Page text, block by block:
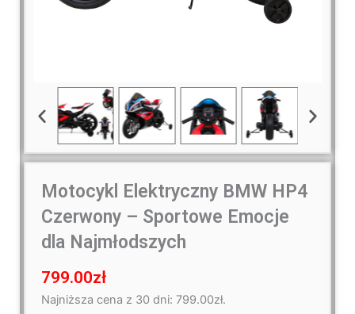
Motocykl Elektryczny BMW HP4
Czerwony – Sportowe Emocje
dla Najmłodszych
799.00zł
Najniższa cena z 30 dni: 799.00zł.